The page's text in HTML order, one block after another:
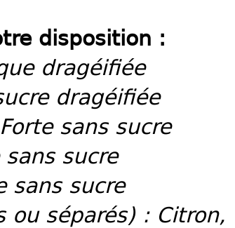
disposition :
dragéifiée
dragéifiée
sans sucre
sucre
sans sucre
séparés) : Citron,